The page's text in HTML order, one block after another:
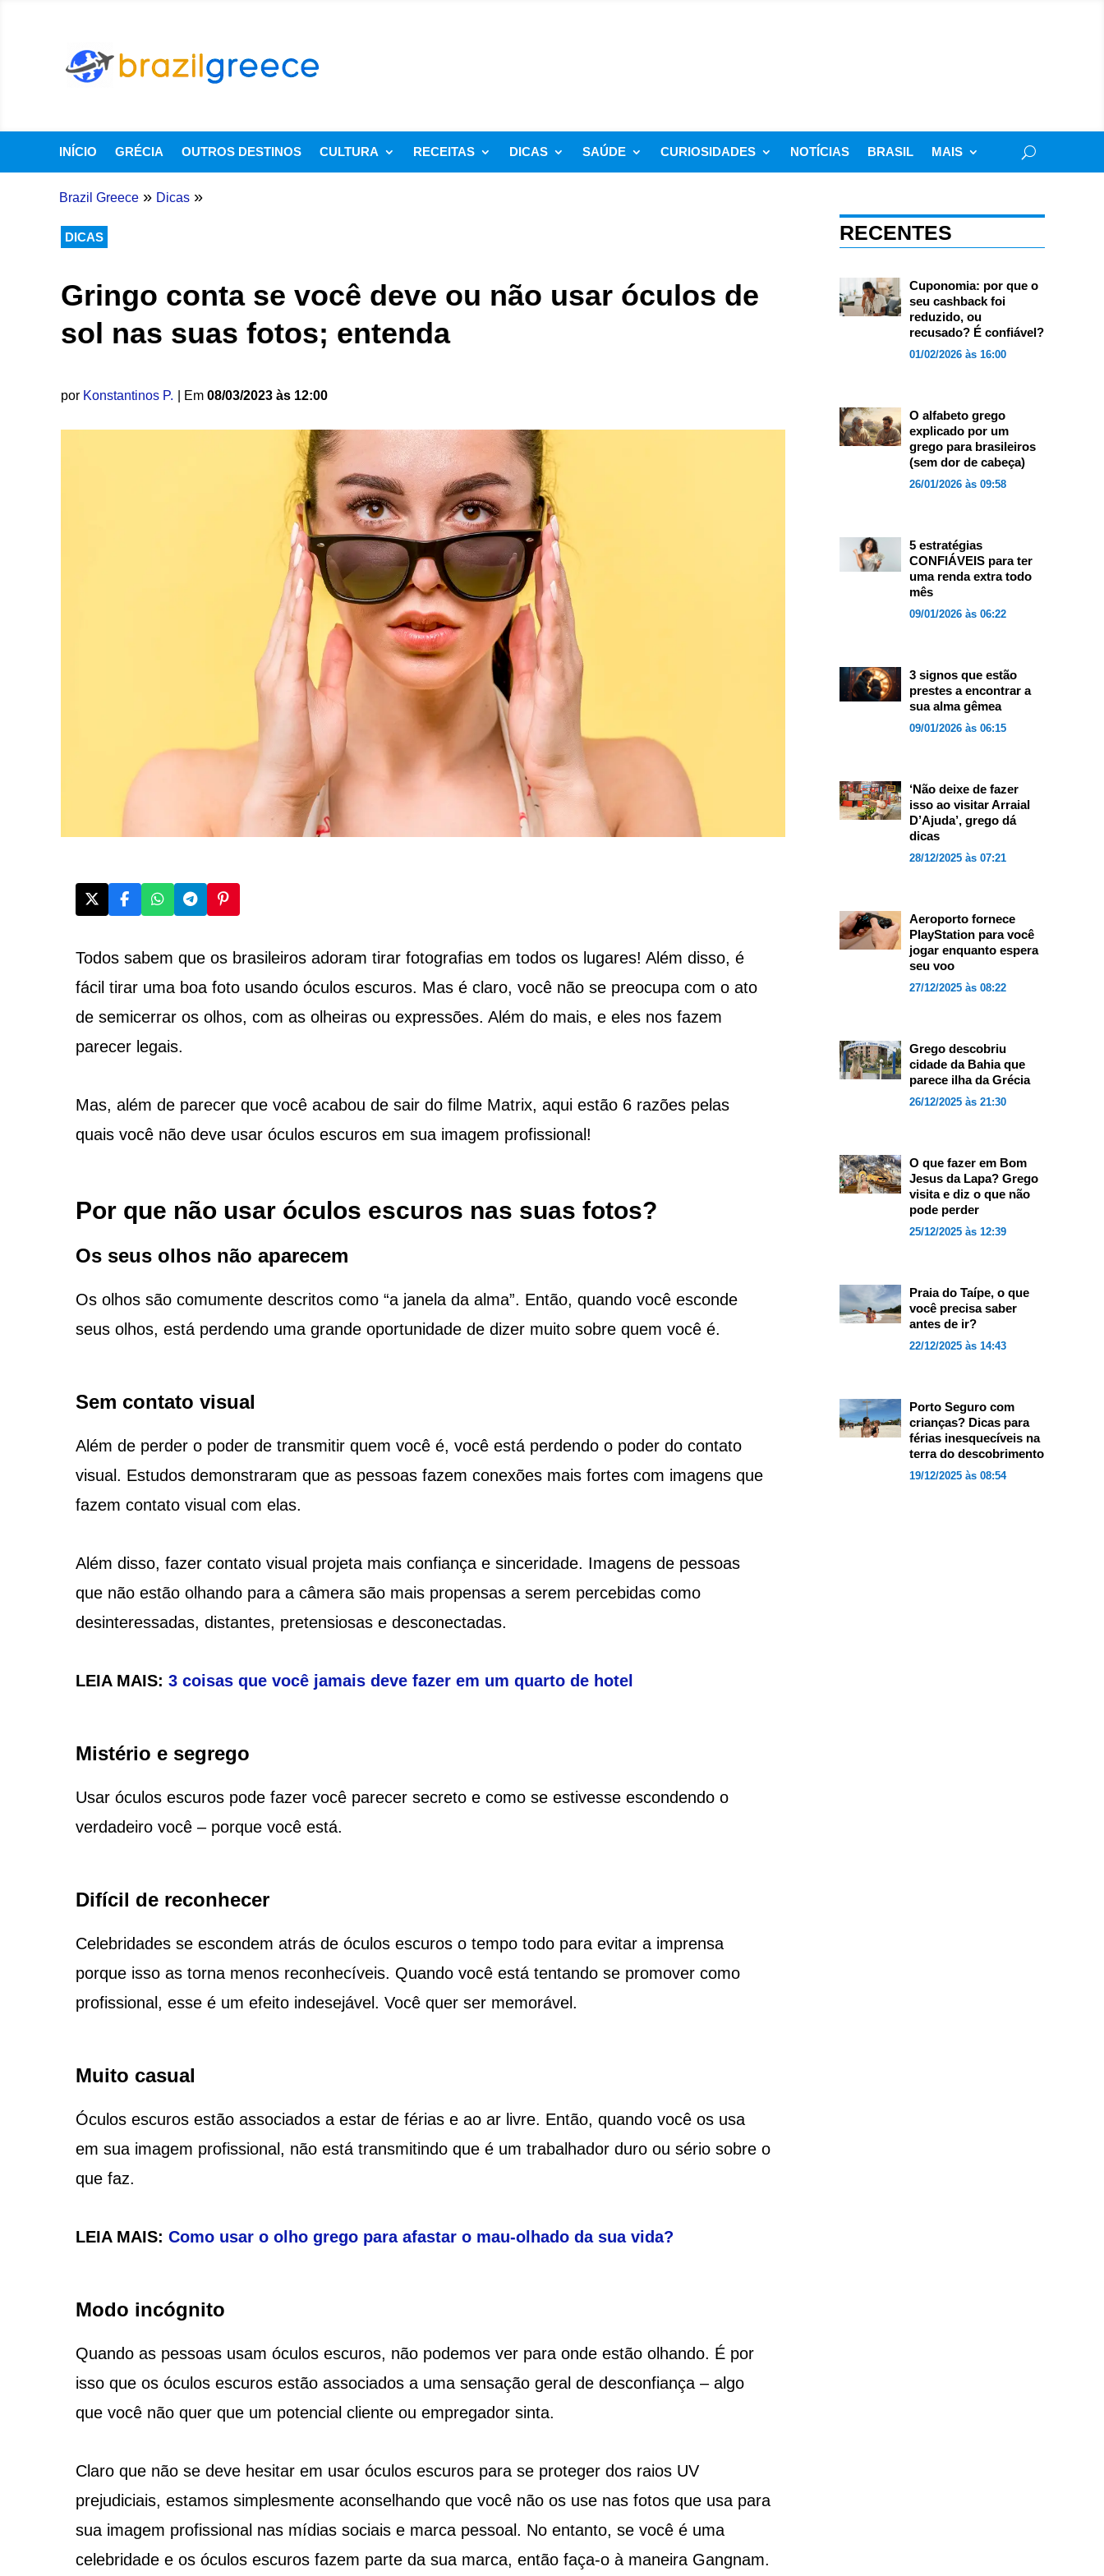
INÍCIO GRÉCIA OUTROS DESTINOS CULTURA RECEITAS DICAS SAÚDE CURIOSIDADES NOTÍCIAS BRASIL MAIS
Brazil Greece » Dicas »
DICAS
Gringo conta se você deve ou não usar óculos de
sol nas suas fotos; entenda
por Konstantinos P. | Em 08/03/2023 às 12:00
Todos sabem que os brasileiros adoram tirar fotografias em todos os lugares! Além disso, é
fácil tirar uma boa foto usando óculos escuros. Mas é claro, você não se preocupa com o ato
de semicerrar os olhos, com as olheiras ou expressões. Além do mais, e eles nos fazem
parecer legais.
Mas, além de parecer que você acabou de sair do filme Matrix, aqui estão 6 razões pelas
quais você não deve usar óculos escuros em sua imagem profissional!
Por que não usar óculos escuros nas suas fotos?
Os seus olhos não aparecem
Os olhos são comumente descritos como “a janela da alma”. Então, quando você esconde
seus olhos, está perdendo uma grande oportunidade de dizer muito sobre quem você é.
Sem contato visual
Além de perder o poder de transmitir quem você é, você está perdendo o poder do contato
visual. Estudos demonstraram que as pessoas fazem conexões mais fortes com imagens que
fazem contato visual com elas.
Além disso, fazer contato visual projeta mais confiança e sinceridade. Imagens de pessoas
que não estão olhando para a câmera são mais propensas a serem percebidas como
desinteressadas, distantes, pretensiosas e desconectadas.
LEIA MAIS: 3 coisas que você jamais deve fazer em um quarto de hotel
Mistério e segrego
Usar óculos escuros pode fazer você parecer secreto e como se estivesse escondendo o
verdadeiro você – porque você está.
Difícil de reconhecer
Celebridades se escondem atrás de óculos escuros o tempo todo para evitar a imprensa
porque isso as torna menos reconhecíveis. Quando você está tentando se promover como
profissional, esse é um efeito indesejável. Você quer ser memorável.
Muito casual
Óculos escuros estão associados a estar de férias e ao ar livre. Então, quando você os usa
em sua imagem profissional, não está transmitindo que é um trabalhador duro ou sério sobre o
que faz.
LEIA MAIS: Como usar o olho grego para afastar o mau-olhado da sua vida?
Modo incógnito
Quando as pessoas usam óculos escuros, não podemos ver para onde estão olhando. É por
isso que os óculos escuros estão associados a uma sensação geral de desconfiança – algo
que você não quer que um potencial cliente ou empregador sinta.
Claro que não se deve hesitar em usar óculos escuros para se proteger dos raios UV
prejudiciais, estamos simplesmente aconselhando que você não os use nas fotos que usa para
sua imagem profissional nas mídias sociais e marca pessoal. No entanto, se você é uma
celebridade e os óculos escuros fazem parte da sua marca, então faça-o à maneira Gangnam.
RECENTES
Cuponomia: por que o
seu cashback foi
reduzido, ou
recusado? É confiável?
01/02/2026 às 16:00
O alfabeto grego
explicado por um
grego para brasileiros
(sem dor de cabeça)
26/01/2026 às 09:58
5 estratégias
CONFIÁVEIS para ter
uma renda extra todo
mês
09/01/2026 às 06:22
3 signos que estão
prestes a encontrar a
sua alma gêmea
09/01/2026 às 06:15
‘Não deixe de fazer
isso ao visitar Arraial
D’Ajuda’, grego dá
dicas
28/12/2025 às 07:21
Aeroporto fornece
PlayStation para você
jogar enquanto espera
seu voo
27/12/2025 às 08:22
Grego descobriu
cidade da Bahia que
parece ilha da Grécia
26/12/2025 às 21:30
O que fazer em Bom
Jesus da Lapa? Grego
visita e diz o que não
pode perder
25/12/2025 às 12:39
Praia do Taípe, o que
você precisa saber
antes de ir?
22/12/2025 às 14:43
Porto Seguro com
crianças? Dicas para
férias inesquecíveis na
terra do descobrimento
19/12/2025 às 08:54